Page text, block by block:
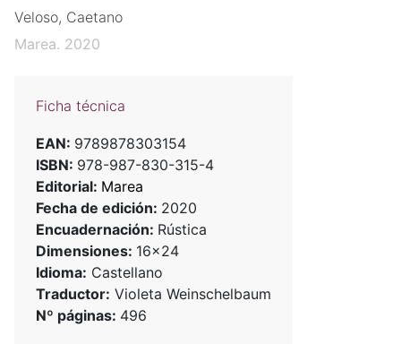
Veloso, Caetano
Marea. 2020
Ficha técnica
EAN: 9789878303154
ISBN: 978-987-830-315-4
Editorial: Marea
Fecha de edición: 2020
Encuadernación: Rústica
Dimensiones: 16x24
Idioma: Castellano
Traductor: Violeta Weinschelbaum
Nº páginas: 496